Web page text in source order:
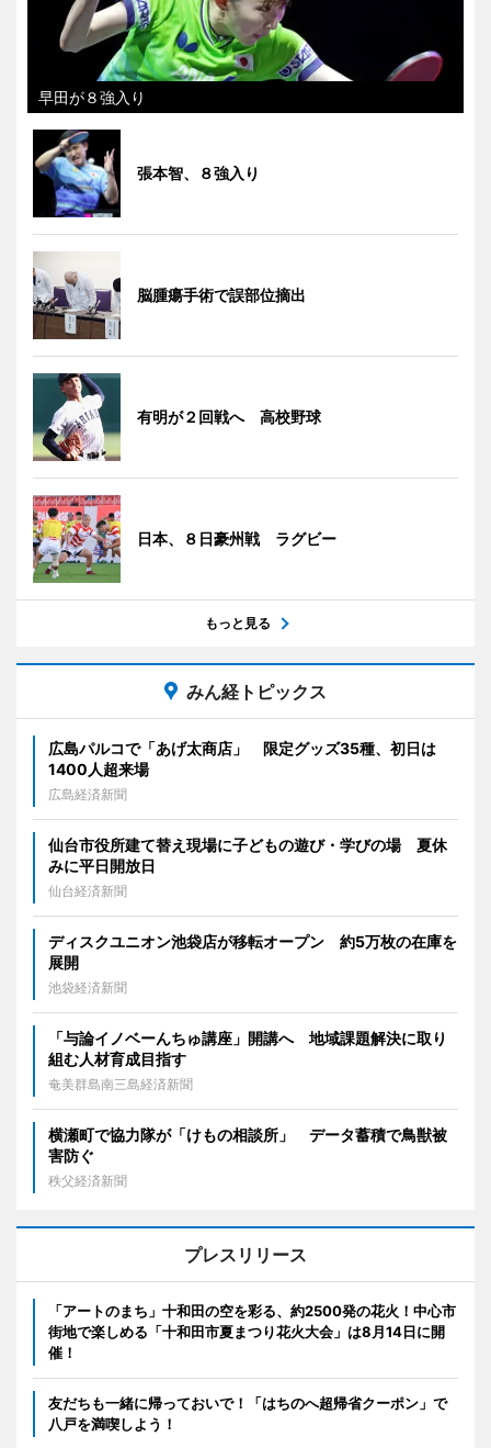
早田が８強入り
張本智、８強入り
脳腫瘍手術で誤部位摘出
有明が２回戦へ 高校野球
日本、８日豪州戦 ラグビー
もっと見る
みん経トピックス
広島パルコで「あげ太商店」 限定グッズ35種、初日は
1400人超来場
広島経済新聞
仙台市役所建て替え現場に子どもの遊び・学びの場 夏休
みに平日開放日
仙台経済新聞
ディスクユニオン池袋店が移転オープン 約5万枚の在庫を
展開
池袋経済新聞
「与論イノベーんちゅ講座」開講へ 地域課題解決に取り
組む人材育成目指す
奄美群島南三島経済新聞
横瀬町で協力隊が「けもの相談所」 データ蓄積で鳥獣被
害防ぐ
秩父経済新聞
プレスリリース
「アートのまち」十和田の空を彩る、約2500発の花火！中心市
街地で楽しめる「十和田市夏まつり花火大会」は8月14日に開
催！
友だちも一緒に帰っておいで！「はちのへ超帰省クーポン」で
八戸を満喫しよう！